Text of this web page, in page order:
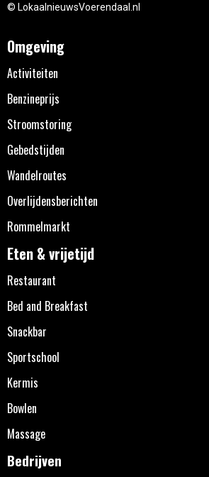
© LokaalnieuwsVoerendaal.nl
Omgeving
Activiteiten
Benzineprijs
Stroomstoring
Gebedstijden
Wandelroutes
Overlijdensberichten
Rommelmarkt
Eten & vrijetijd
Restaurant
Bed and Breakfast
Snackbar
Sportschool
Kermis
Bowlen
Massage
Bedrijven